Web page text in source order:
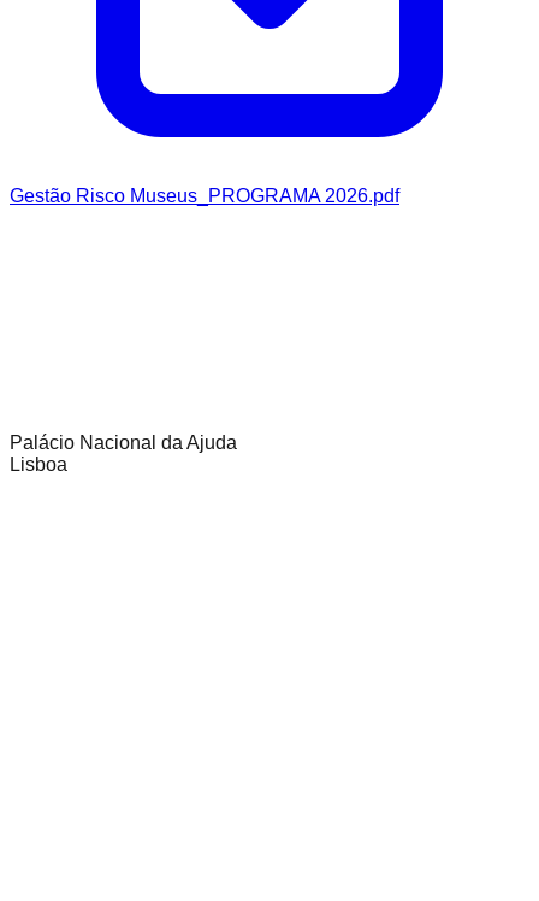
Gestão Risco Museus_PROGRAMA 2026.pdf
Palácio Nacional da Ajuda
Lisboa